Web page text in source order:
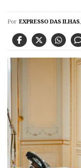
Por EXPRESSO DAS ILHAS,